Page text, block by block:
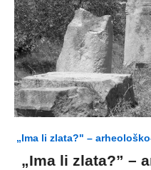
„Ima li zlata?" –
„Ima li zlata?” –